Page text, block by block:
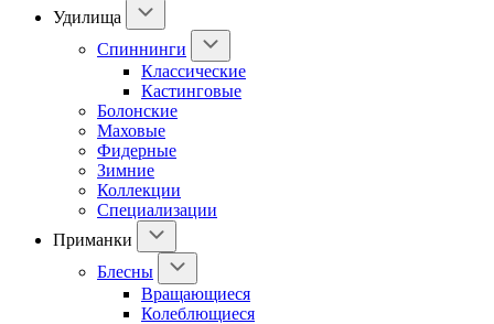
Удилища
Спиннинги
Классические
Кастинговые
Болонские
Маховые
Фидерные
Зимние
Коллекции
Специализации
Приманки
Блесны
Вращающиеся
Колеблющиеся